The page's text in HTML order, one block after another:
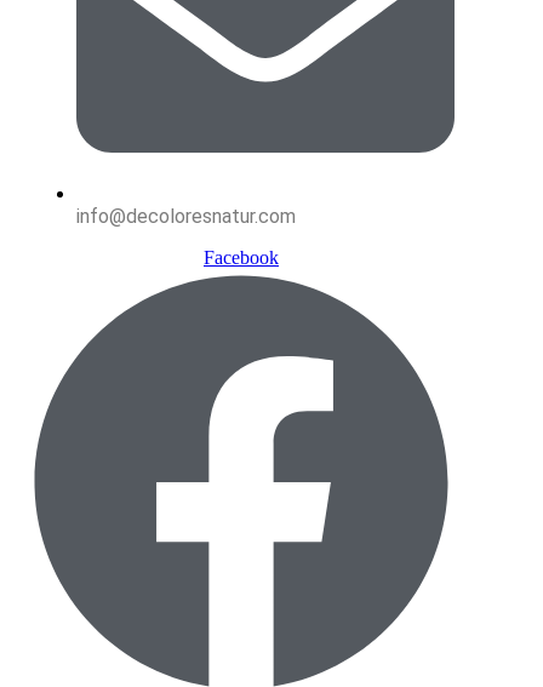
info@decoloresnatur.com
Facebook